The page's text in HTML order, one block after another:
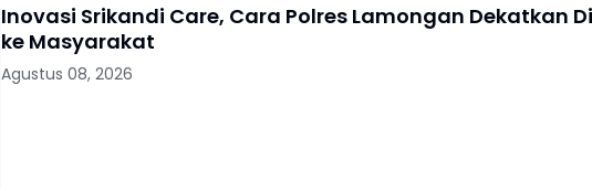
Inovasi Srikandi Care, Cara Polres Lamongan Dekatkan
ke Masyarakat
Agustus 08, 2026